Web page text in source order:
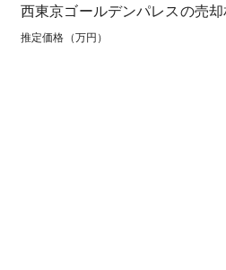
西東京ゴールデンパレスの売
推定価格（万円）